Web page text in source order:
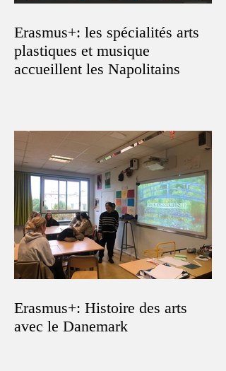
Erasmus+: les spécialités arts
plastiques et musique
accueillent les Napolitains
Erasmus+: Histoire des arts
avec le Danemark